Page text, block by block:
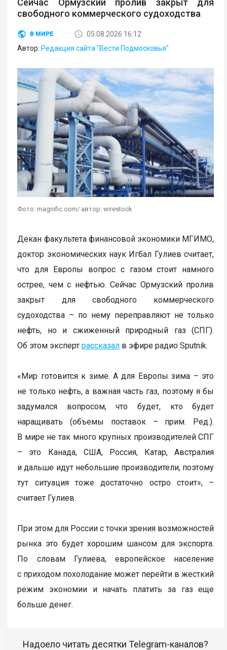
свободного коммерческого судоходства
В МИРЕ
05.08.2026 16:12
Автор: Редакция сайта "Вести Подмосковья"
Фото: magnific.com/ автор: wirestock
Декан факультета финансовой экономики МГИМО,
доктор экономических наук Игбал Гулиев считает,
что для Европы вопрос с газом стоит намного
острее, чем с нефтью. Сейчас Ормузский пролив
закрыт для свободного коммерческого
судоходства – по нему переправляют не только
нефть, но и сжиженный природный газ (СПГ).
Об этом экспертрассказал в эфире радио Sputnik.
«Мир готовится к зиме. А для Европы зима – это
не только нефть, а важная часть газ, поэтому я бы
задумался вопросом, что будет, кто будет
наращивать (объемы поставок – прим. Ред.).
В мире не так много крупных производителей СПГ
– это Канада, США, Россия, Катар, Австралия
и дальше идут небольшие производители, поэтому
тут ситуация тоже достаточно остро стоит», –
считает Гулиев.
При этом для России с точки зрения возможностей
рынка это будет хорошим шансом для экспорта.
По словам Гулиева, европейское население
с приходом похолодание может перейти в жесткий
режим экономии и начать платить за газ еще
больше денег.
Надоело читать десятки Telegram-каналов?